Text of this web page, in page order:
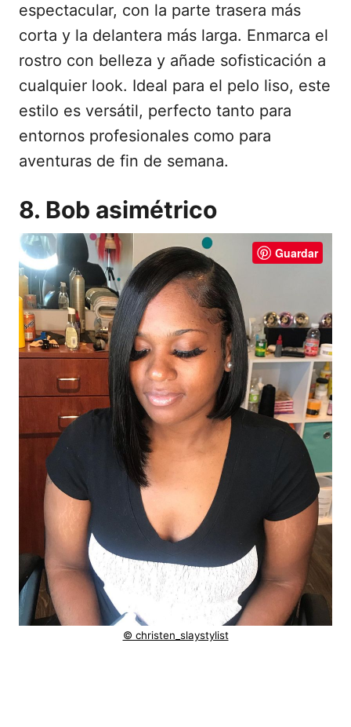
espectacular, con la parte trasera más
corta y la delantera más larga. Enmarca el
rostro con belleza y añade sofisticación a
cualquier look. Ideal para el pelo liso, este
estilo es versátil, perfecto tanto para
entornos profesionales como para
aventuras de fin de semana.
8. Bob asimétrico
Guardar
© christen_slaystylist